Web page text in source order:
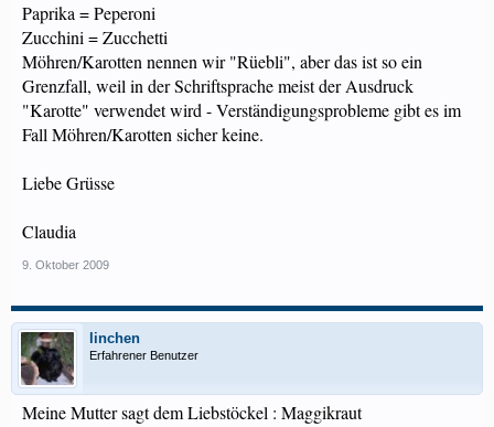
Paprika = Peperoni
Zucchini = Zucchetti
Möhren/Karotten nennen wir "Rüebli", aber das ist so ein
Grenzfall, weil in der Schriftsprache meist der Ausdruck
"Karotte" verwendet wird - Verständigungsprobleme gibt es im
Fall Möhren/Karotten sicher keine.
Liebe Grüsse
Claudia
9. Oktober 2009
linchen
Erfahrener Benutzer
Meine Mutter sagt dem Liebstöckel : Maggikraut